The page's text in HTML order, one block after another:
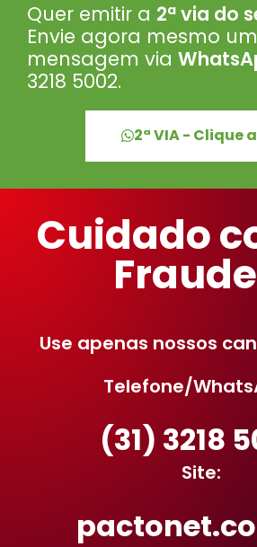
Quer emitir a 2ª via do
Envie agora mesmo
mensagem via
3218 5002.
2ª VIA - Clique
Cuidado
Use apenas nossos
Telefone/
(31) 3218
Site: